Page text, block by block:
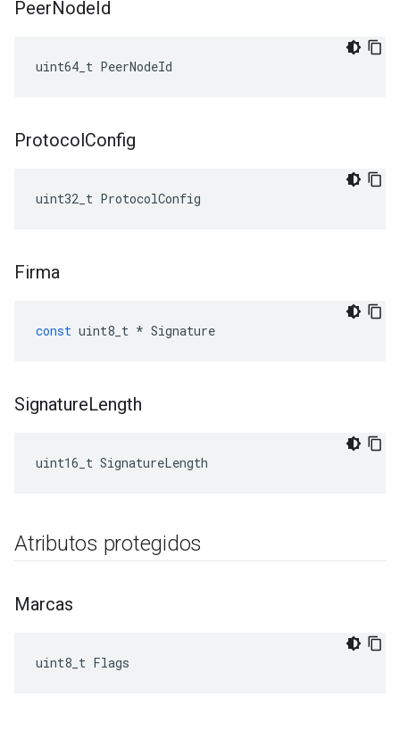
PeerNodeId
uint64_t PeerNodeId
ProtocolConfig
uint32_t ProtocolConfig
Firma
const uint8_t * Signature
SignatureLength
uint16_t SignatureLength
Atributos protegidos
Marcas
uint8_t Flags